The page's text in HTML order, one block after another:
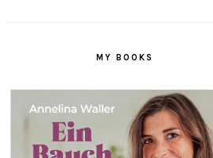
MY BOOKS